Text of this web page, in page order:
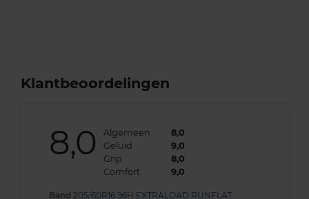
Klantbeoordelingen
8,0 Algemeen
8,0
Geluid
9,0
Grip
8,0
Comfort
9,0
Band 205/60R16 96H EXTRALOAD RUNFLAT